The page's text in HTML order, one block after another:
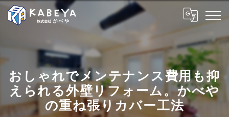
おしゃれでメンテナンス費用も抑
えられる外壁リフォーム。かべや
の重ね張りカバー工法